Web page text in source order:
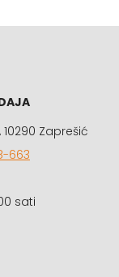
Zaprešić
663
sati